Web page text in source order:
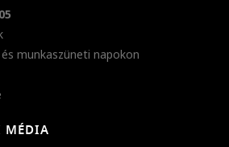
munkaszüneti napokon
MÉDIA